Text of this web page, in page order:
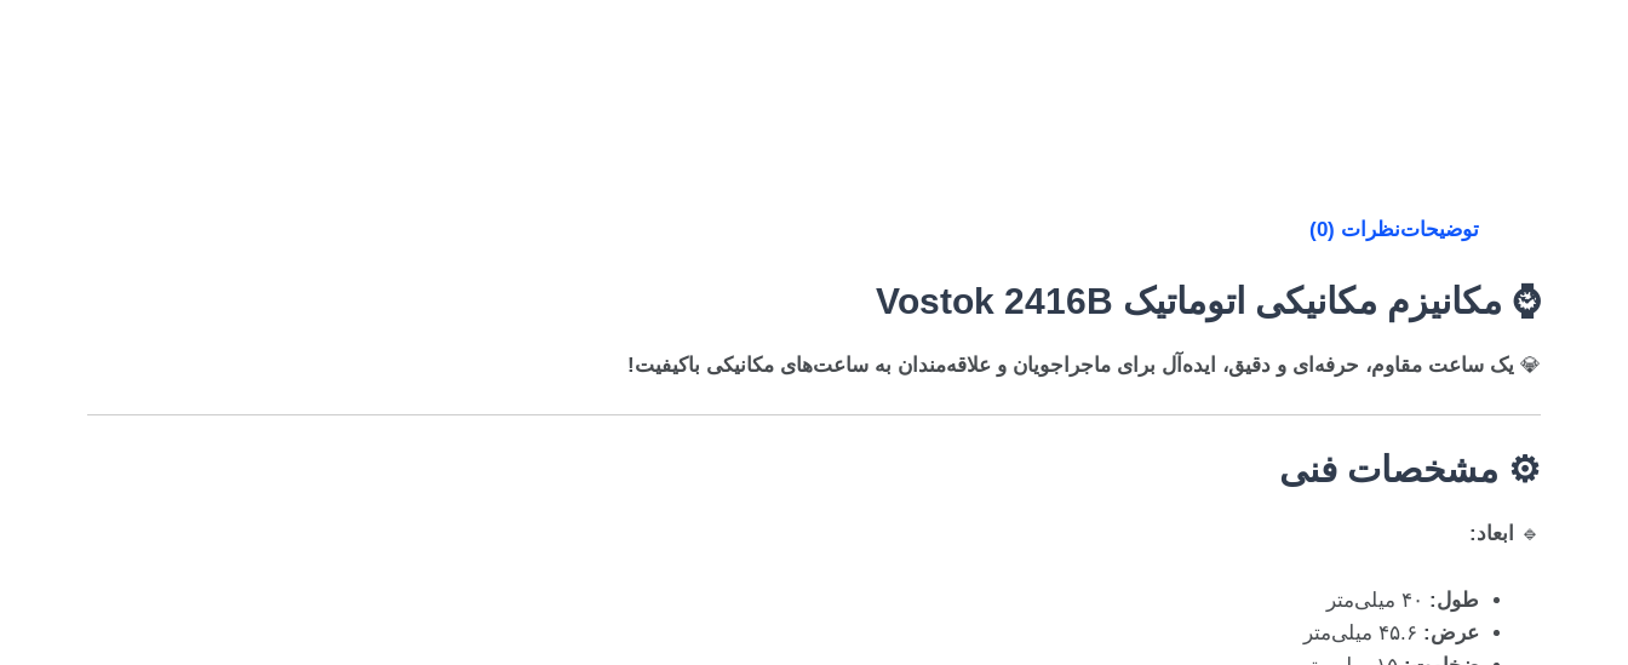
توضیحاتنظرات (0)
⌚ مکانیزم مکانیکی اتوماتیک Vostok 2416B
💎 یک ساعت مقاوم، حرفه‌ای و دقیق، ایده‌آل برای ماجراجویان و علاقه‌مندان به ساعت‌های مکانیکی باکیفیت!
⚙ مشخصات فنی
🔹 ابعاد:
طول:
عرض: